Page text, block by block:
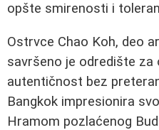
opšte smirenosti i
Ostrvce Chao Koh, deo
savršeno je odredište za
autentičnost bez
Bangkok impresionira
Hramom pozlaćenog